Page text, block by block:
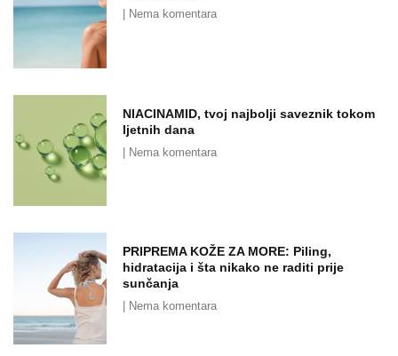
Nema komentara
NIACINAMID, tvoj najbolji saveznik tokom
ljetnih dana
Nema komentara
PRIPREMA KOŽE ZA MORE: Piling,
hidratacija i šta nikako ne raditi prije
sunčanja
Nema komentara